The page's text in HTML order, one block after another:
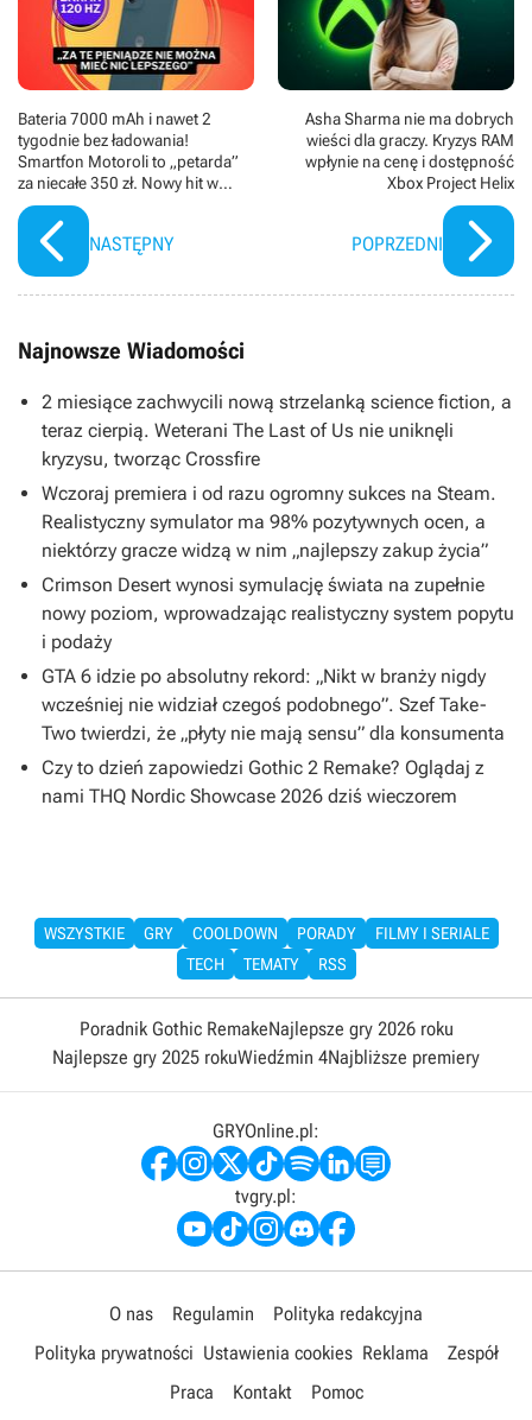
Bateria 7000 mAh i nawet 2
tygodnie bez ładowania!
Smartfon Motoroli to „petarda”
za niecałe 350 zł. Nowy hit w
Media Expert?
NASTĘPNY
Asha Sharma nie ma dobrych
wieści dla graczy. Kryzys RAM
wpłynie na cenę i dostępność
Xbox Project Helix
POPRZEDNI
Najnowsze Wiadomości
2 miesiące zachwycili nową strzelanką science fiction, a
teraz cierpią. Weterani The Last of Us nie uniknęli
kryzysu, tworząc Crossfire
Wczoraj premiera i od razu ogromny sukces na Steam.
Realistyczny symulator ma 98% pozytywnych ocen, a
niektórzy gracze widzą w nim „najlepszy zakup życia”
Crimson Desert wynosi symulację świata na zupełnie
nowy poziom, wprowadzając realistyczny system popytu
i podaży
GTA 6 idzie po absolutny rekord: „Nikt w branży nigdy
wcześniej nie widział czegoś podobnego”. Szef Take-
Two twierdzi, że „płyty nie mają sensu” dla konsumenta
Czy to dzień zapowiedzi Gothic 2 Remake? Oglądaj z
nami THQ Nordic Showcase 2026 dziś wieczorem
WSZYSTKIE GRY COOLDOWN PORADY
FILMY I SERIALE
TECH
TEMATY RSS
Poradnik Gothic RemakeNajlepsze gry 2026 roku
Najlepsze gry 2025 rokuWiedźmin 4Najbliższe premiery
GRYOnline.pl:
tvgry.pl:
O nas Regulamin
Polityka redakcyjna
Polityka prywatności Ustawienia cookies Reklama
Zespół
Praca
Kontakt Pomoc